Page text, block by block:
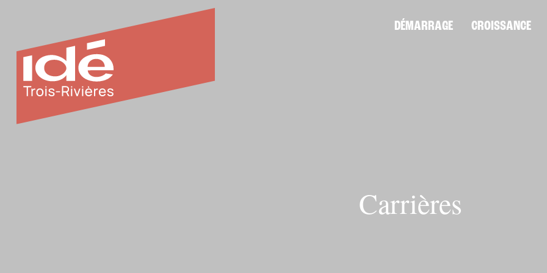
DÉMARRAGE CROISSANCE
Carrières